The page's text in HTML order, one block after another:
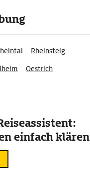
Rheinsteig
Oestrich
einfach klären